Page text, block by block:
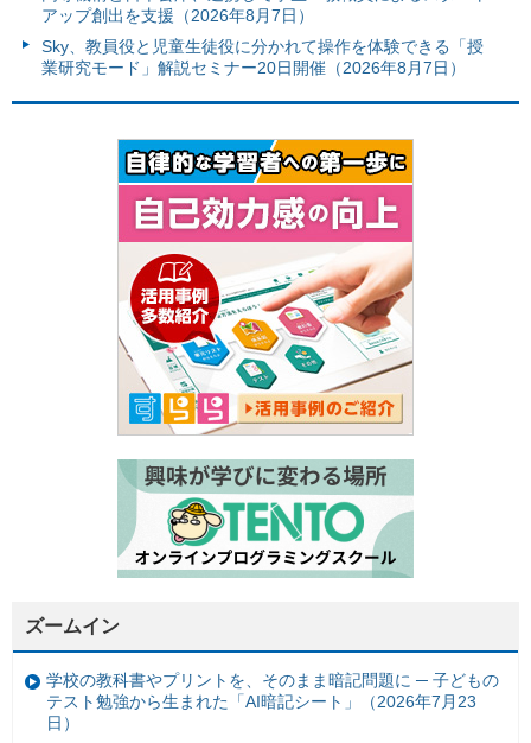
アップ創出を支援（2026年8月7日）
Sky、教員役と児童生徒役に分かれて操作を体験できる「授
業研究モード」解説セミナー20日開催（2026年8月7日）
ズームイン
学校の教科書やプリントを、そのまま暗記問題に ─ 子どもの
テスト勉強から生まれた「AI暗記シート」（2026年7月23
日）